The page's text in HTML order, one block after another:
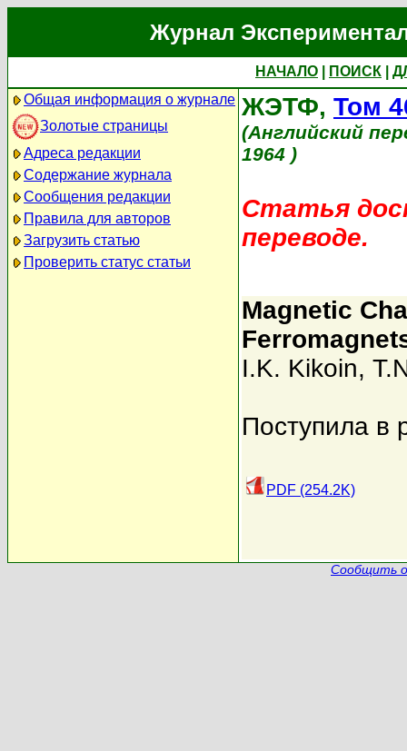
Журнал
НАЧАЛО ПОИСК
Общая информация о журнале
Золотые страницы
Адреса редакции
Содержание журнала
Сообщения редакции
Правила для авторов
Загрузить статью
Проверить статус статьи
ЖЭТФ, Том
(Английский
1964 )
Статья
переводе.
Magnetic
I.K. Kikoin,
Поступила в
PDF (254.2K)
Сообщить о